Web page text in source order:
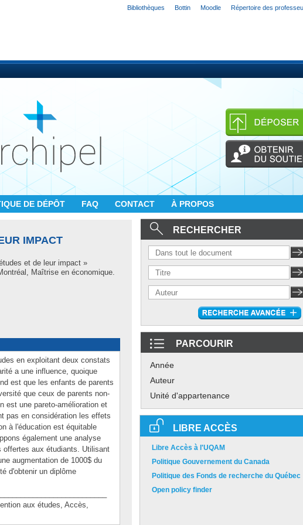
Bibliothèques Bottin Moodle Répertoire des
DE DÉPÔT FAQ CONTACT À PROPOS
IMPACT
et de leur impact »
Maîtrise en économique.
en exploitant deux constats
a une influence, quoique
est que les enfants de parents
que ceux de parents non-
est une pareto-amélioration et
pas en considération les effets
à l'éducation est équitable
également une analyse
offertes aux étudiants. Utilisant
augmentation de 1000$ du
d'obtenir un diplôme
aux études, Accès,
RECHERCHER
PARCOURIR
Année
Auteur
Unité d'appartenance
LIBRE ACCÈS
Libre Accès à l'UQAM
Politique Gouvernement du Canada
Politique des Fonds de recherche du Québec
Open policy finder